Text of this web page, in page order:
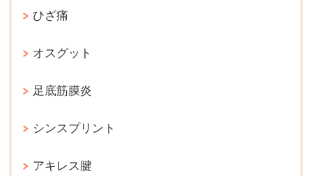
ひざ痛
オスグット
足底筋膜炎
シンスプリント
アキレス腱